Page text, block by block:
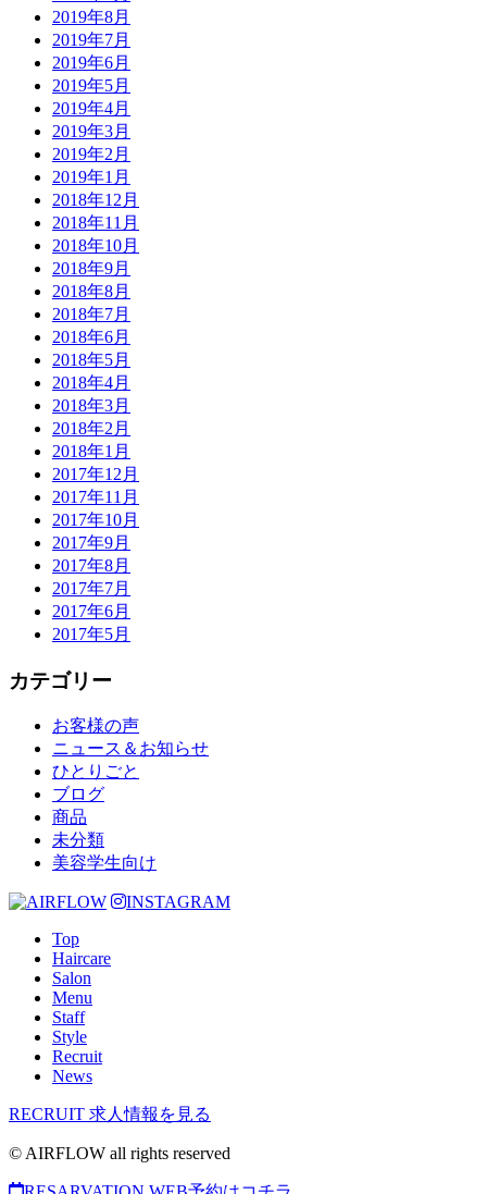
2019年8月
2019年7月
2019年6月
2019年5月
2019年4月
2019年3月
2019年2月
2019年1月
2018年12月
2018年11月
2018年10月
2018年9月
2018年8月
2018年7月
2018年6月
2018年5月
2018年4月
2018年3月
2018年2月
2018年1月
2017年12月
2017年11月
2017年10月
2017年9月
2017年8月
2017年7月
2017年6月
2017年5月
カテゴリー
お客様の声
ニュース＆お知らせ
ひとりごと
ブログ
商品
未分類
美容学生向け
INSTAGRAM
Top
Haircare
Salon
Menu
Staff
Style
Recruit
News
RECRUIT 求人情報を見る
© AIRFLOW all rights reserved